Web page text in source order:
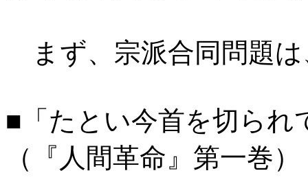
まず、宗派合同問題は
■「たとい今首を切られ
（『人間革命』第一巻）